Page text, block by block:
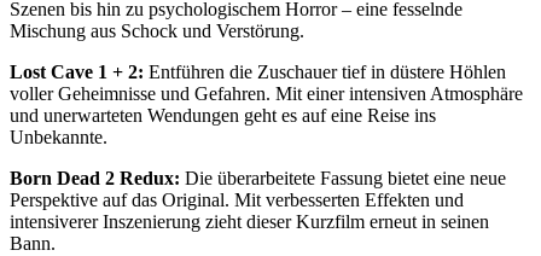
Szenen bis hin zu psychologischem Horror – eine fesselnde
Mischung aus Schock und Verstörung.
Lost Cave 1 + 2: Entführen die Zuschauer tief in düstere Höhlen
voller Geheimnisse und Gefahren. Mit einer intensiven Atmosphäre
und unerwarteten Wendungen geht es auf eine Reise ins
Unbekannte.
Born Dead 2 Redux: Die überarbeitete Fassung bietet eine neue
Perspektive auf das Original. Mit verbesserten Effekten und
intensiverer Inszenierung zieht dieser Kurzfilm erneut in seinen
Bann.